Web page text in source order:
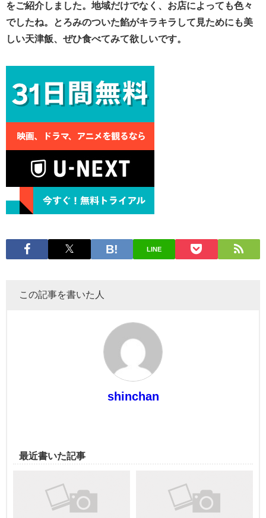
をご紹介しました。地域だけでなく、お店によっても色々
でしたね。とろみのついた餡がキラキラして見ためにも美
しい天津飯、ぜひ食べてみて欲しいです。
LINE
この記事を書いた人
shinchan
最近書いた記事